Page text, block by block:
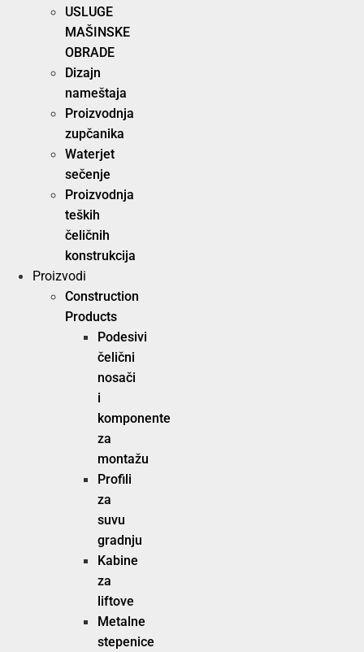
USLUGE
MAŠINSKE
OBRADE
Dizajn
nameštaja
Proizvodnja
zupčanika
Waterjet
sečenje
Proizvodnja
teških
čeličnih
konstrukcija
Proizvodi
Construction
Products
Podesivi
čelični
nosači
i
komponente
za
montažu
Profili
za
suvu
gradnju
Kabine
za
liftove
Metalne
stepenice